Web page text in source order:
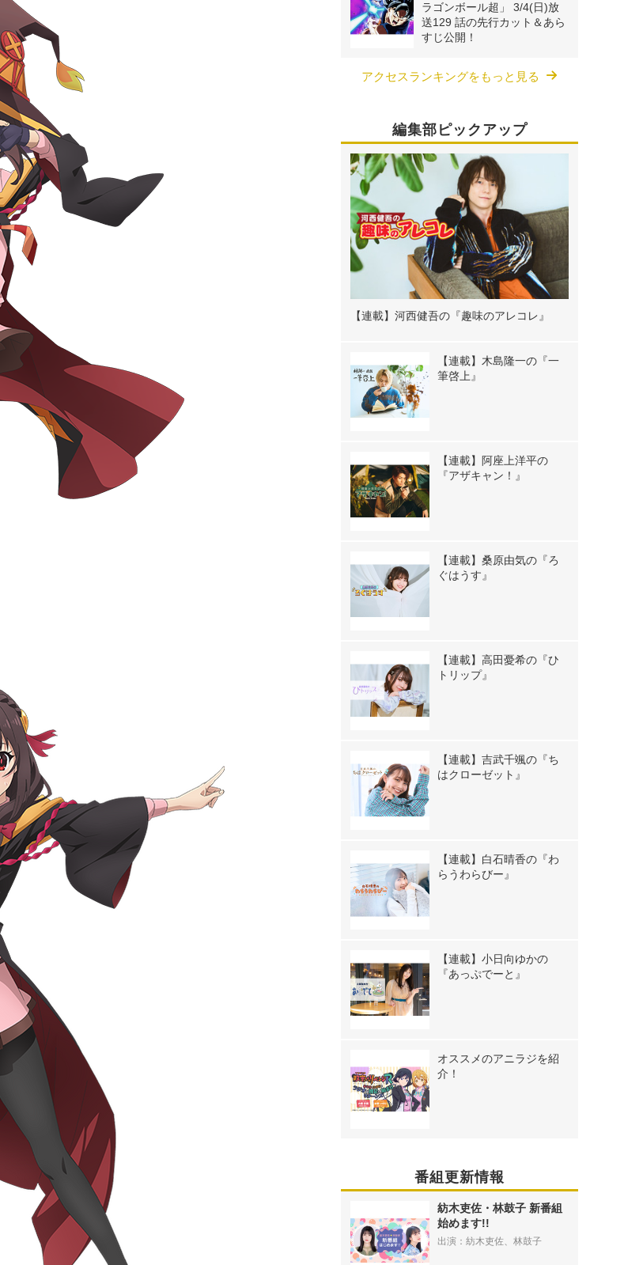
ラゴンボール超」 3/4(日)放
送129 話の先行カット＆あら
すじ公開！
アクセスランキングをもっと見る
編集部ピックアップ
【連載】河西健吾の『趣味のアレコレ』
【連載】木島隆一の『一
筆啓上』
【連載】阿座上洋平の
『アザキャン！』
【連載】桑原由気の『ろ
ぐはうす』
【連載】高田憂希の『ひ
トリップ』
【連載】吉武千颯の『ち
はクローゼット』
【連載】白石晴香の『わ
らうわらびー』
【連載】小日向ゆかの
『あっぷでーと』
オススメのアニラジを紹
介！
番組更新情報
紡木吏佐・林鼓子 新番組
始めます!!
出演：紡木吏佐、林鼓子